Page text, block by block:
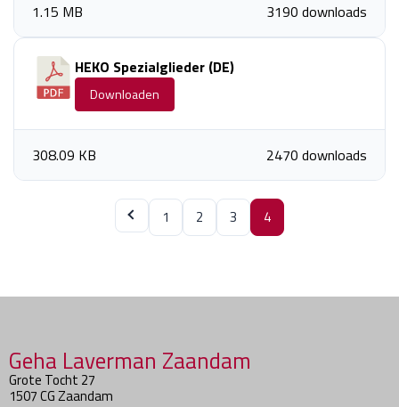
3190 downloads
1.15 MB
HEKO Spezialglieder (DE)
Downloaden
2470 downloads
308.09 KB
1 2 3 4
Geha Laverman Zaandam
Grote Tocht 27
1507 CG Zaandam